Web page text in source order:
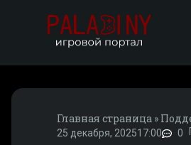
Главная страница »
25 декабря, 202517:00 0